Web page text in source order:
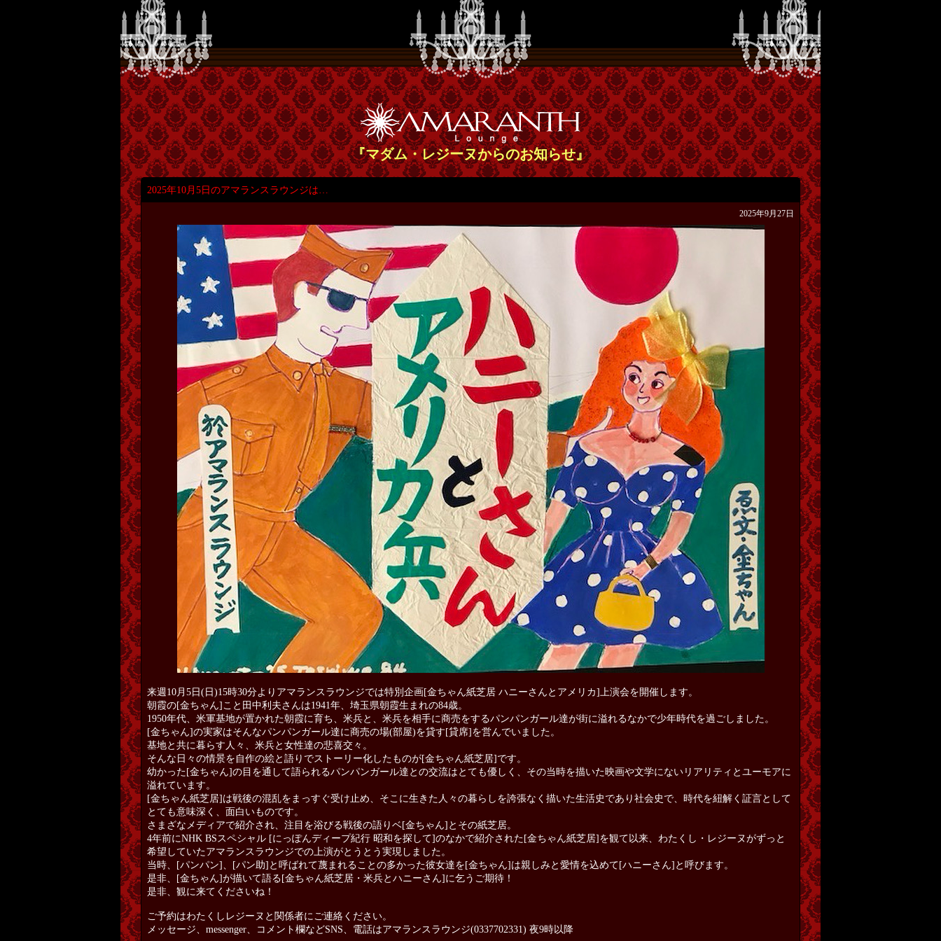
『マダム・レジーヌからのお知らせ』
2025年10月5日のアマランスラウンジは…
2025年9月27日
来週10月5日(日)15時30分よりアマランスラウンジでは特別企画[金ちゃん紙芝居 ハニーさんとアメリカ]上演会を開催します。
朝霞の[金ちゃん]こと田中利夫さんは1941年、埼玉県朝霞生まれの84歳。
1950年代、米軍基地が置かれた朝霞に育ち、米兵と、米兵を相手に商売をするパンパンガール達が街に溢れるなかで少年時代を過ごしました。
[金ちゃん]の実家はそんなパンパンガール達に商売の場(部屋)を貸す[貸席]を営んでいました。
基地と共に暮らす人々、米兵と女性達の悲喜交々。
そんな日々の情景を自作の絵と語りでストーリー化したものが[金ちゃん紙芝居]です。
幼かった[金ちゃん]の目を通して語られるパンパンガール達との交流はとても優しく、その当時を描いた映画や文学にないリアリティとユーモアに
溢れています。
[金ちゃん紙芝居]は戦後の混乱をまっすぐ受け止め、そこに生きた人々の暮らしを誇張なく描いた生活史であり社会史で、時代を紐解く証言として
とても意味深く、面白いものです。
さまざなメディアで紹介され、注目を浴びる戦後の語りベ[金ちゃん]とその紙芝居。
4年前にNHK BSスペシャル [にっぽんディープ紀行 昭和を探して]のなかで紹介された[金ちゃん紙芝居]を観て以来、わたくし・レジーヌがずっと
希望していたアマランスラウンジでの上演がとうとう実現しました。
当時、[パンパン]、[パン助]と呼ばれて蔑まれることの多かった彼女達を[金ちゃん]は親しみと愛情を込めて[ハニーさん]と呼びます。
是非、[金ちゃん]が描いて語る[金ちゃん紙芝居・米兵とハニーさん]に乞うご期待！
是非、観に来てくださいね！
ご予約はわたくしレジーヌと関係者にご連絡ください。
メッセージ、messenger、コメント欄などSNS、電話はアマランスラウンジ(0337702331) 夜9時以降